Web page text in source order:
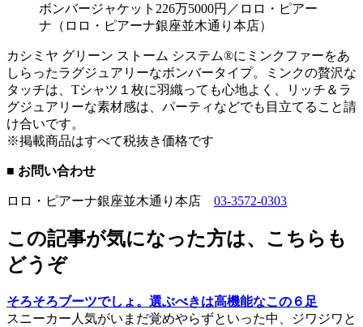
ボンバージャケット226万5000円／ロロ・ピアー
ナ（ロロ・ピアーナ銀座並木通り本店）
カシミヤ グリーン ストーム システム®にミンクファーをあ
しらったラグジュアリーなボンバータイプ。ミンクの贅沢な
タッチは、Tシャツ１枚に羽織っても心地よく、リッチ＆ラ
グジュアリーな素材感は、パーティなどでも目立てること請
け合いです。
※掲載商品はすべて税抜き価格です
■ お問い合わせ
ロロ・ピアーナ銀座並木通り本店 03-3572-0303
この記事が気になった方は、こちらも
どうぞ
そろそろブーツでしょ。選ぶべきは高機能なこの６足
スニーカー人気がいまだ覚めやらずといった中、ジワジワと